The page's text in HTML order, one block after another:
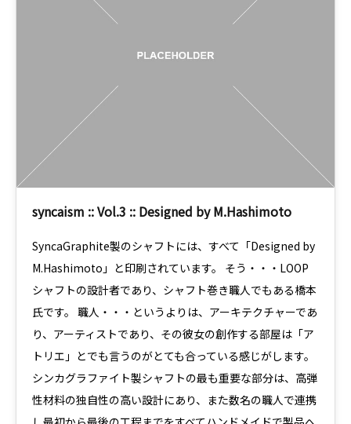
syncaism :: Vol.3 :: Designed by M.Hashimoto
SyncaGraphite製のシャフトには、すべて「Designed by
M.Hashimoto」と印刷されています。 そう・・・LOOP
シャフトの設計者であり、シャフト巻き職人でもある橋本
氏です。 職人・・・というよりは、アーキテクチャーであ
り、アーティストであり、その彼女の創作する部屋は「ア
トリエ」とでも言うのがとても合っている感じがします。
シンカグラファイト製シャフトの最も重要な部分は、高弾
性材料の独自性の高い設計にあり、また数名の職人で連携